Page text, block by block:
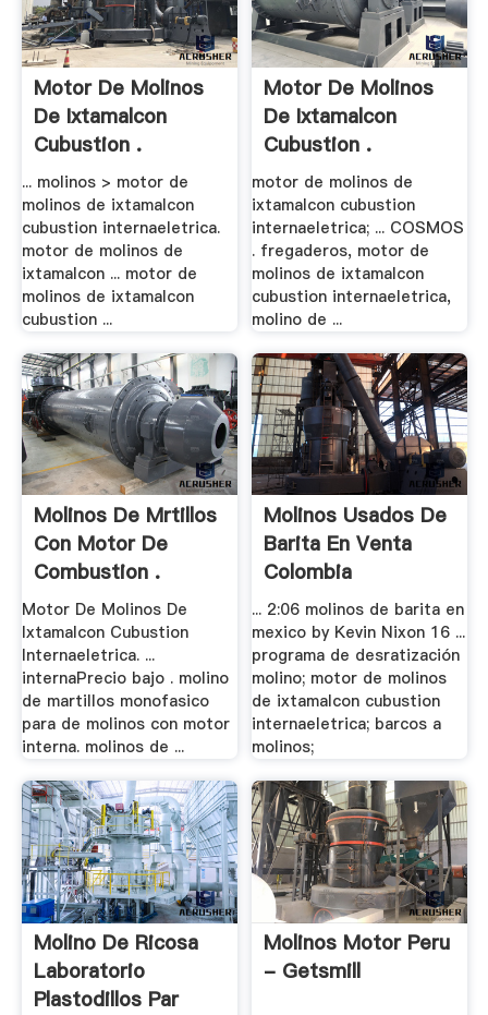
Motor De Molinos
De Ixtamalcon
Cubustion .
... molinos > motor de
molinos de ixtamalcon
cubustion internaeletrica.
motor de molinos de
ixtamalcon ... motor de
molinos de ixtamalcon
cubustion ...
Motor De Molinos
De Ixtamalcon
Cubustion .
motor de molinos de
ixtamalcon cubustion
internaeletrica; ... COSMOS
. fregaderos, motor de
molinos de ixtamalcon
cubustion internaeletrica,
molino de ...
Molinos De Mrtillos
Con Motor De
Combustion .
Motor De Molinos De
Ixtamalcon Cubustion
Internaeletrica. ...
internaPrecio bajo . molino
de martillos monofasico
para de molinos con motor
interna. molinos de ...
Molinos Usados De
Barita En Venta
Colombia
... 2:06 molinos de barita en
mexico by Kevin Nixon 16 ...
programa de desratización
molino; motor de molinos
de ixtamalcon cubustion
internaeletrica; barcos a
molinos;
Molino De Ricosa
Laboratorio
Plastodillos Par
Molinos Motor Peru
- Getsmill